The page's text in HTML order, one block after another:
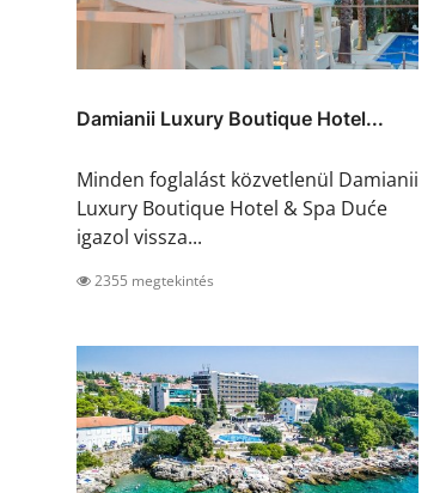
Damianii Luxury Boutique Hotel...
Minden foglalást közvetlenül Damianii
Luxury Boutique Hotel & Spa Duće
igazol vissza...
2355 megtekintés